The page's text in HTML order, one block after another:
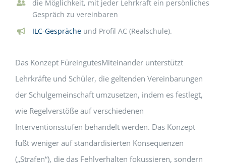
die Möglichkeit, mit jeder Lehrkraft ein persönliches
Gespräch zu vereinbaren
ILC-Gesprächeund Profil AC (Realschule).
Das Konzept FüreingutesMiteinander unterstützt
Lehrkräfte und Schüler, die geltenden Vereinbarungen
der Schulgemeinschaft umzusetzen, indem es festlegt,
wie Regelverstöße auf verschiedenen
Interventionsstufen behandelt werden. Das Konzept
fußt weniger auf standardisierten Konsequenzen
(„Strafen“), die das Fehlverhalten fokussieren, sondern